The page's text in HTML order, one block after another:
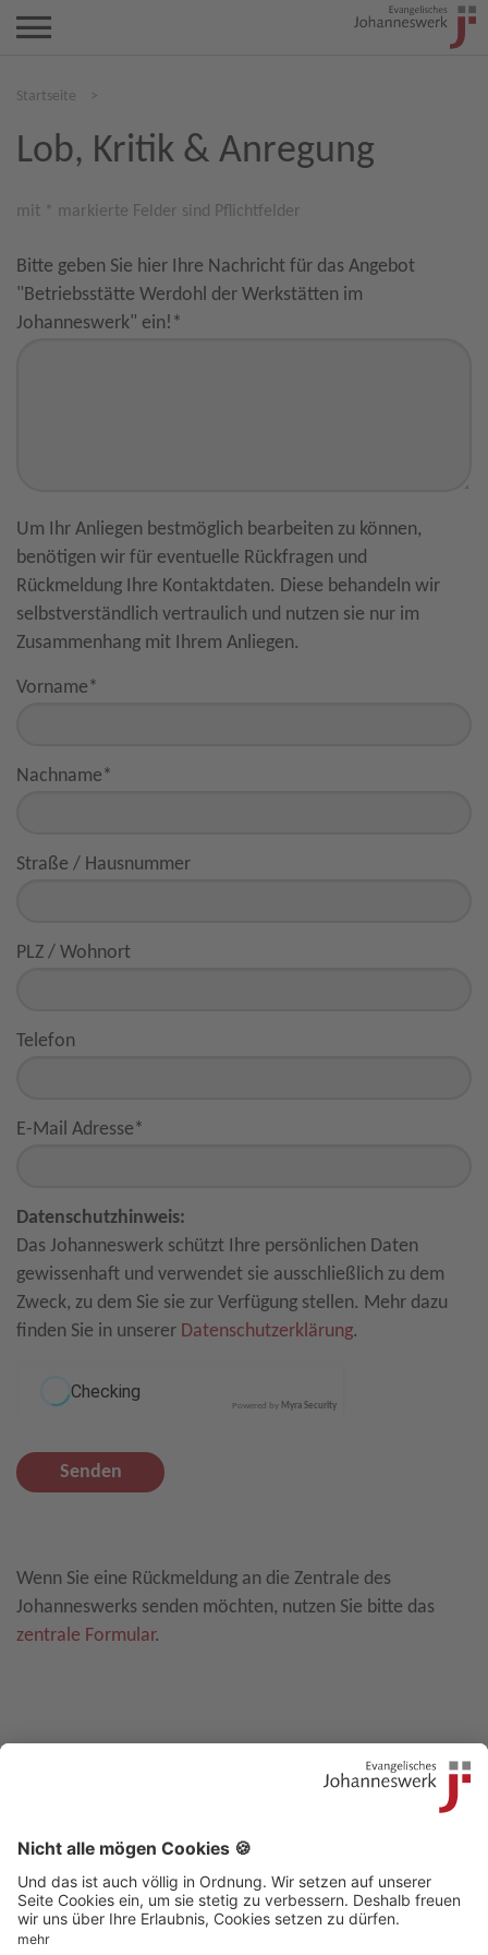
Startseite >
Lob, Kritik & Anregung
mit * markierte Felder sind Pflichtfelder
Bitte geben Sie hier Ihre Nachricht für das Angebot
"Betriebsstätte Werdohl der Werkstätten im
Johanneswerk" ein! *
Um Ihr Anliegen bestmöglich bearbeiten zu können,
benötigen wir für eventuelle Rückfragen und
Rückmeldung Ihre Kontaktdaten. Diese behandeln wir
selbstverständlich vertraulich und nutzen sie nur im
Zusammenhang mit Ihrem Anliegen.
Vorname*
Nachname*
Straße / Hausnummer
PLZ / Wohnort
Telefon
E-Mail Adresse*
Datenschutzhinweis:
Das Johanneswerk schützt Ihre persönlichen Daten
gewissenhaft und verwendet sie ausschließlich zu dem
Zweck, zu dem Sie sie zur Verfügung stellen. Mehr dazu
finden Sie in unserer Datenschutzerklärung.
Powered by Myra Security
Senden
Wenn Sie eine Rückmeldung an die Zentrale des
Johanneswerks senden möchten, nutzen Sie bitte das
zentrale Formular.